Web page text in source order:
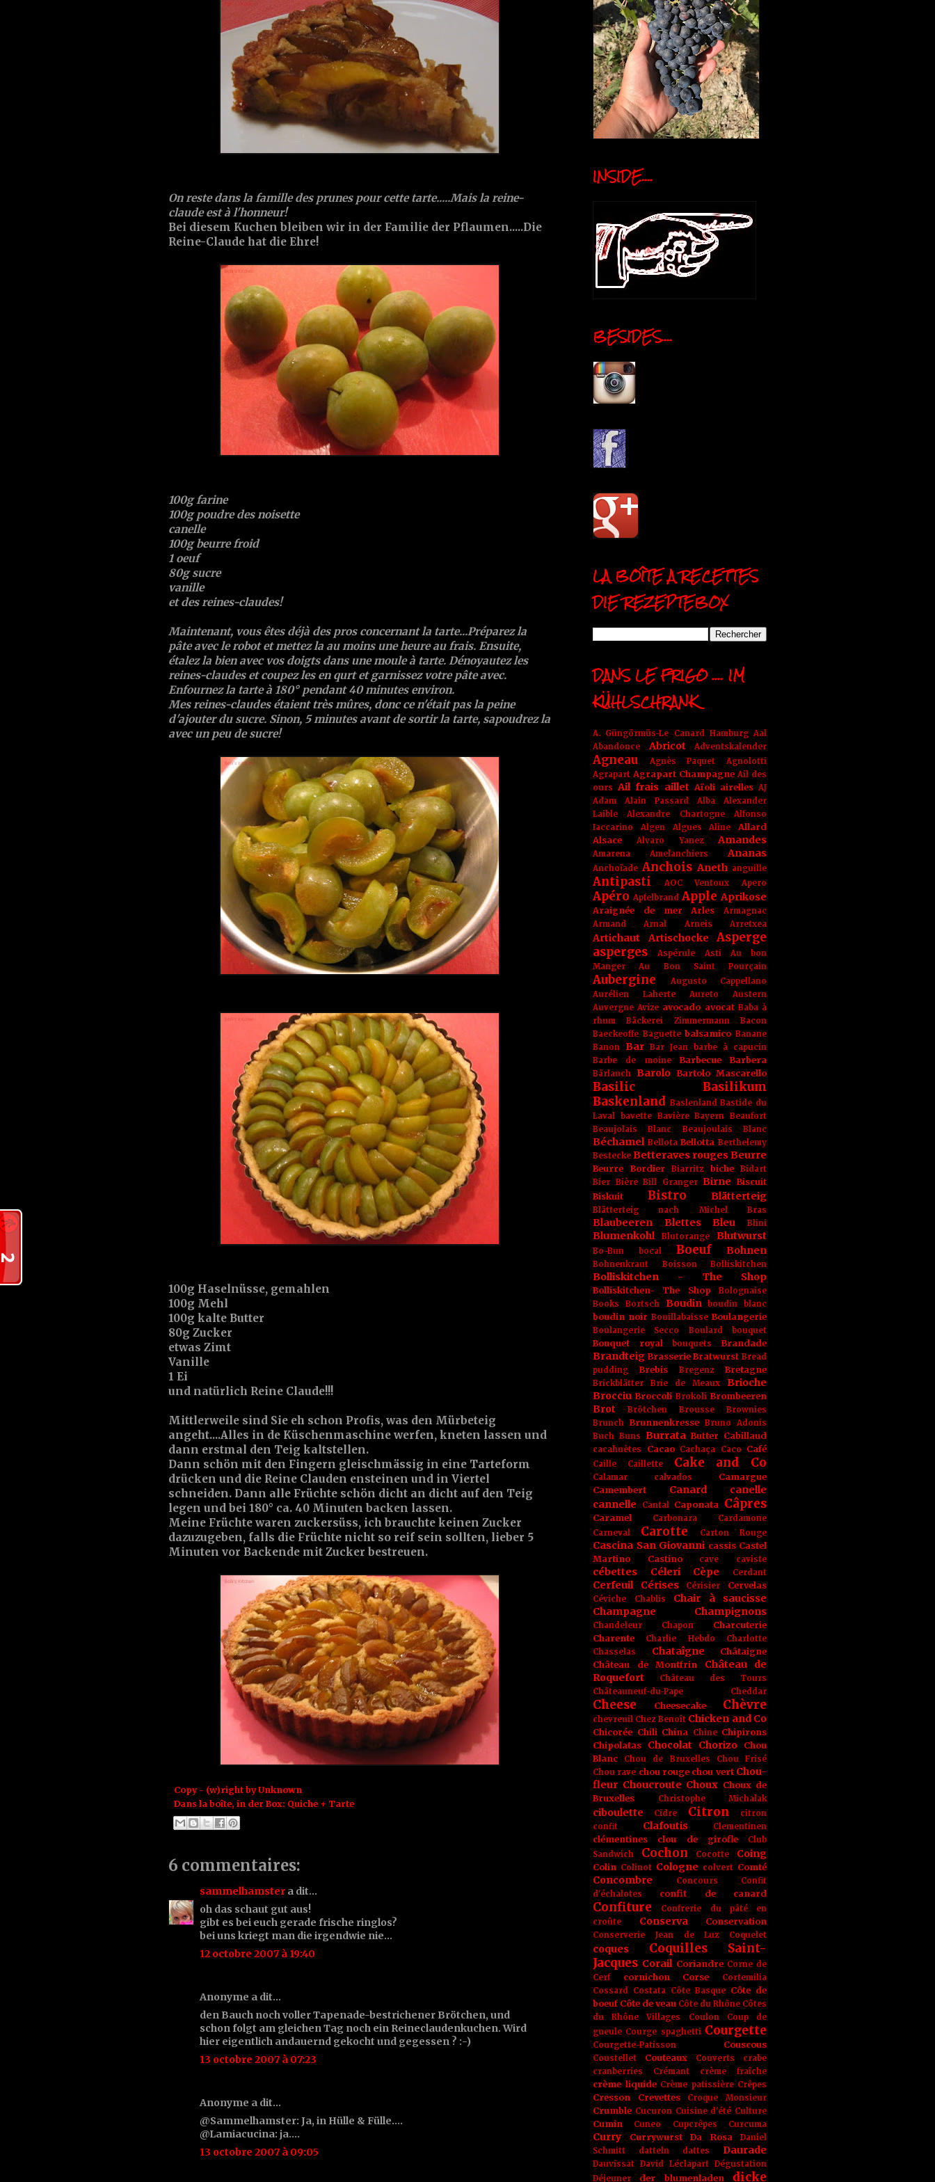
On reste dans la famille des prunes pour cette tarte.....Mais la reine-
claude est à l'honneur!
Bei diesem Kuchen bleiben wir in der Familie der Pflaumen.....Die
Reine-Claude hat die Ehre!
100g farine
100g poudre des noisette
canelle
100g beurre froid
1 oeuf
80g sucre
vanille
et des reines-claudes!
Maintenant, vous êtes déjà des pros concernant la tarte...Préparez la
pâte avec le robot et mettez la au moins une heure au frais. Ensuite,
étalez la bien avec vos doigts dans une moule à tarte. Dénoyautez les
reines-claudes et coupez les en qurt et garnissez votre pâte avec.
Enfournez la tarte à 180° pendant 40 minutes environ.
Mes reines-claudes étaient très mûres, donc ce n'était pas la peine
d'ajouter du sucre. Sinon, 5 minutes avant de sortir la tarte, sapoudrez la
avec un peu de sucre!
100g Haselnüsse, gemahlen
100g Mehl
100g kalte Butter
80g Zucker
etwas Zimt
Vanille
1 Ei
und natürlich Reine Claude!!!
Mittlerweile sind Sie eh schon Profis, was den Mürbeteig
angeht....Alles in de Küschenmaschine werfen, kneten lassen und
dann erstmal den Teig kaltstellen.
Dann schön mit den Fingern gleischmässig in eine Tarteform
drücken und die Reine Clauden ensteinen und in Viertel
schneiden. Dann alle Früchte schön dicht an dicht auf den Teig
legen und bei 180° ca. 40 Minuten backen lassen.
Meine Früchte waren zuckersüss, ich brauchte keinen Zucker
dazuzugeben, falls die Früchte nicht so reif sein sollten, lieber 5
Minuten vor Backende mit Zucker bestreuen.
Copy - (w)right byUnknown
Dans la boîte, in der Box: Quiche + Tarte
6 commentaires:
sammelhamster a dit…
oh das schaut gut aus!
gibt es bei euch gerade frische ringlos?
bei uns kriegt man die irgendwie nie...
12 octobre 2007 à 19:40
Anonyme a dit…
den Bauch noch voller Tapenade-bestrichener Brötchen, und
schon folgt am gleichen Tag noch ein Reineclaudenkuchen. Wird
hier eigentlich andauernd gekocht und gegessen ? :-)
13 octobre 2007 à 07:23
Anonyme a dit…
@Sammelhamster: Ja, in Hülle & Fülle....
@Lamiacucina: ja....
13 octobre 2007 à 09:05
INSIDE....
BESIDES....
LA BOÎTE A RECETTES
DIE REZEPTEBOX
DANS LE FRIGO .... IM
KÜHLSCHRANK
A. Güngörmüs-Le Canard Hamburg Aal
Abandonce
Abricot Adventskalender
Agneau Agnès Paquet
Agnolotti
Agrapart Agrapart Champagne Ail des
ours Ail frais aillet Aïoli airelles AJ
Adam
Alain Passard Alba
Alexander
Laible
Alexandre Chartogne
Alfonso
Iaccarino
Algen Algues Aline
Allard
Alsace
Alvaro Yanez Amandes
Amarena Amelanchiers Ananas
Anchoïade Anchois Aneth anguille
Antipasti AOC Ventoux Apero
Apéro Apfelbrand Apple Aprikose
Araignée de mer Arles
Armagnac
Armand Arnal
Arneis Arretxea
Artichaut Artischocke
Asperge
asperges
Aspérule Asti
Au bon
Manger
Au Bon Saint Pourçain
Aubergine
Augusto Cappellano
Aurélien Laherte
Aureto
Austern
Auvergne Avize avocado avocat Baba à
rhum
Bäckerei Zimmermann
Bacon
Baeckeoffe Baguette balsamico Banane
Banon Bar Bar Jean
barbe à capucin
Barbe de moine
Barbecue Barbera
Bärlauch Barolo Bartolo Mascarello
Basilic
Basilikum
Baskenland Baslenland Bastide du
Laval
bavette Bavière Bayern Beaufort
Beaujolais Blanc
Beaujoulais Blanc
Béchamel Bellota Bellotta Berthelemy
Bestecke Betteraves rouges Beurre
Beurre Bordier Biarritz biche
Bidart
Bier Bière Bill Granger Birne
Biscuit
Biskuit
Bistro Blätterteig
Blätterteig nach Michel Bras
Blaubeeren Blettes Bleu Blini
Blumenkohl Blutorange Blutwurst
Bo-Bun bocal Boeuf Bohnen
Bohnenkraut Boisson Bolliskitchen
Bolliskitchen - The Shop
Bolliskitchen- The Shop
Bolognaise
Books
Bortsch Boudin boudin blanc
boudin noir Bouillabaisse Boulangerie
Boulangerie Secco Boulard bouquet
Bouquet royal bouquets Brandade
Brandteig Brasserie Bratwurst Bread
pudding
Brebis Bregenz Bretagne
Brickblätter Brie de Meaux
Brioche
Brocciu Broccoli Brokoli Brombeeren
Brot Brötchen Brousse
Brownies
Brunch Brunnenkresse Bruno Adonis
Buch Buns Burrata Butter Cabillaud
cacahuètes Cacao Cachaça Caco Café
Caille Caillette Cake and Co
Calamar calvados
Camargue
Camembert
Canard
canelle
cannelle
Cantal Caponata Câpres
Caramel Carbonara
Cardamone
Carneval
Carotte Carton Rouge
Cascina San Giovanni cassis Castel
Martino
Castino cave caviste
cébettes Céleri Cèpe Cerdant
Cerfeuil Cérises Cérisier Cervelas
Céviche Chablis
Chair à saucisse
Champagne
Champignons
Chandeleur Chapon
Charcuterie
Charente
Charlie Hebdo
Charlotte
Chasselas
Chataîgne
Châtaigne
Château de Montfrin
Château de
Roquefort
Château des Tours
Châteauneuf-du-Pape
Cheddar
Cheese Cheesecake Chèvre
chevreuil Chez Benoît Chicken and Co
Chicorée Chili China Chine Chipirons
Chipolatas
Chocolat Chorizo
Chou
Blanc
Chou de Bruxelles
Chou Frisé
Chou rave chou rouge chou vert Chou-
fleur Choucroute Choux Choux de
Bruxelles
Christophe Michalak
ciboulette Cidre Citron
citron
confit
Clafoutis Clementinen
clémentines clou de girofle
Club
Sandwich
Cochon Cocotte Coing
Colin Colinot Cologne colvert Comté
Concombre Concours
Confit
d'échalotes
confit de canard
Confiture
Confrerie du pâté en
croûte
Conserva Conservation
Conserverie Jean de Luz Coquelet
coques
Coquilles Saint-
Jacques Corail Coriandre Corne de
Cerf
cornichon Corse
Cortemilia
Cossard Costata Côte Basque Côte de
boeuf Côte de veau Côte du Rhône Côtes
du Rhône Villages
Coulon
Coup de
gueule Courge spaghetti Courgette
Courgette-Patisson Couscous
Coustellet Couteaux Couverts
crabe
cranberries
Crémant crème fraîche
crème liquide Crème patissière Crêpes
Cresson Crevettes Croque Monsieur
Crumble Cucuron Cuisine d'été Culture
Cumin Cuneo Cupcrêpes Curcuma
Curry Currywurst Da Rosa
Daniel
Schmitt
datteln dattes Daurade
Dauvissat David Léclapart Dégustation
Déjeuner
der blumenladen dicke